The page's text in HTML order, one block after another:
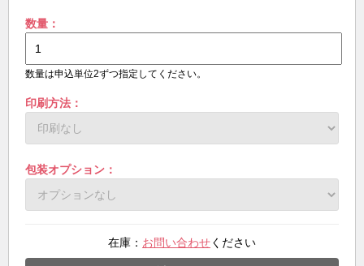
数量：
数量は申込単位2ずつ指定してください。
印刷方法：
包装オプション：
在庫： お問い合わせください